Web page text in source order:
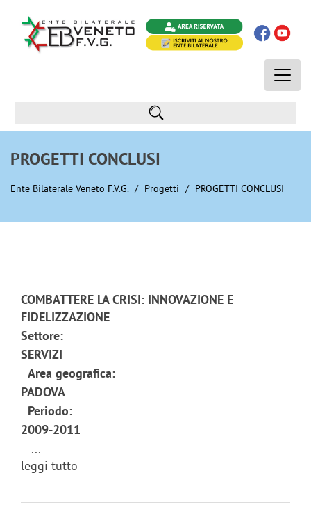
Toggle
PROGETTI CONCLUSI
Ente Bilaterale Veneto F.V.G. Progetti PROGETTI CONCLUSI
COMBATTERE LA CRISI: INNOVAZIONE E
FIDELIZZAZIONE
Settore:
SERVIZI
Area geografica:
PADOVA
Periodo:
2009-2011
...
leggi tutto